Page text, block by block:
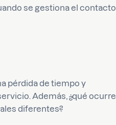
se gestiona el contacto
pérdida de tiempo y
Además, ¿qué ocurre
diferentes?